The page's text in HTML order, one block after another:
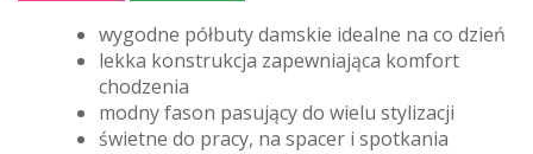
wygodne półbuty damskie idealne na co dzień
lekka konstrukcja zapewniająca komfort
chodzenia
modny fason pasujący do wielu stylizacji
świetne do pracy, na spacer i spotkania